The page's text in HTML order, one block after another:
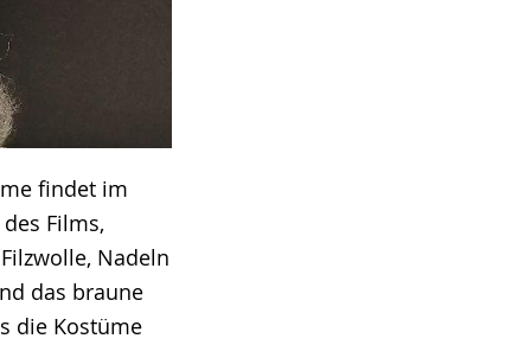
findet im
Films,
Nadeln
das braune
die Kostüme